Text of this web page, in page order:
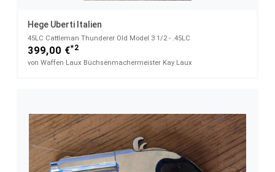
Hege Uberti Italien
45LC Cattleman Thunderer Old Model 3 1/2 - .45LC
399,00 €*2
von Waffen Laux Büchsenmachermeister Kay Laux